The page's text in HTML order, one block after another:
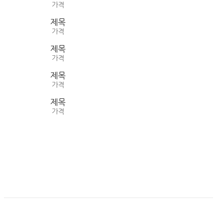
가격
제목
가격
제목
가격
제목
가격
제목
가격